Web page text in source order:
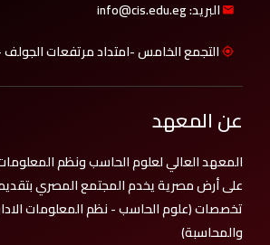
البريد: info@cis.edu.eg
التجمع الخامس -امتداد مرتفعات الجولف
عن المعهد
المعهد العالي لعلوم الحاسب ونظم
على أرض مصرية يخدم المجتمع المصري
تخصصات (علوم الحاسب - نظم المعلومات
والمحاسبة)